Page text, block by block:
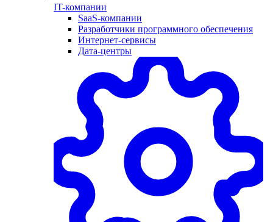
IT-компании
SaaS-компании
Разработчики программного обеспечения
Интернет-сервисы
Дата-центры